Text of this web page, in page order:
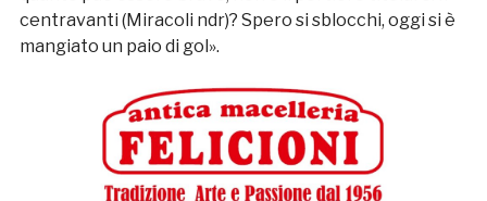
centravanti (Miracoli ndr)? Spero si sblocchi, oggi si è
mangiato un paio di gol».